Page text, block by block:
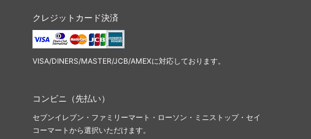
クレジットカード決済
VISA/DINERS/MASTER/JCB/AMEXに対応しております。
コンビニ（先払い）
セブンイレブン・ファミリーマート・ローソン・ミニストップ・セイ
コーマートから選択いただけます。